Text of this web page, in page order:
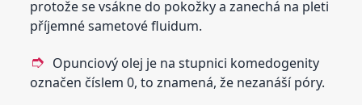
protože se vsákne do pokožky a zanechá na pleti
příjemné sametové fluidum.
Opunciový olej je na stupnici komedogenity
označen číslem 0, to znamená, že nezanáší póry.